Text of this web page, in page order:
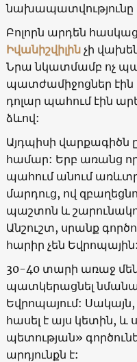
նախապատվությունը
Բոլորն արդեն
Իվանիշվիլին չի
Նրա նկատմամբ ոչ
պատժամիջոցներ էին
դոլար պահում էին
ձևով:
Այդպիսի վարքագիծն
համար: Երբ առանց
պահում անում
մարդուց, ով
պաշտոն և
Անշուշտ, սրանք
հարիր չեն Եվրոպային:
30-40 տարի առաջ
պատկերացնել
Եվրոպայում:
հասել է այս կետին,
պետության»
արդյունքն է: